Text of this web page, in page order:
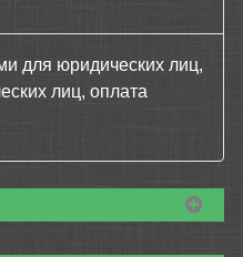
для юридических лиц,
лиц, оплата